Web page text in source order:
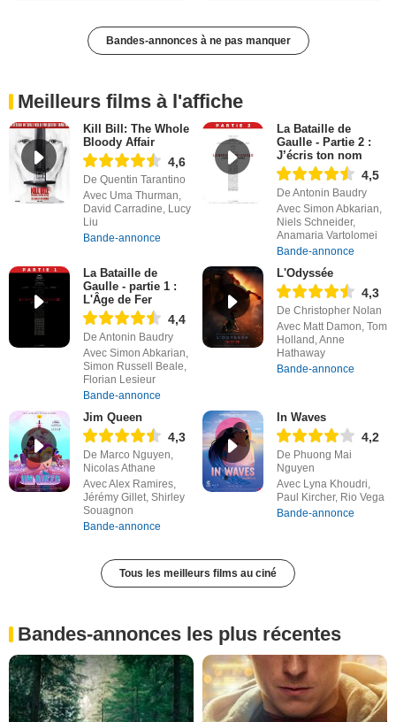
Bandes-annonces à ne pas manquer
Meilleurs films à l'affiche
Kill Bill: The Whole
Bloody Affair
4,6
De Quentin Tarantino
Avec Uma Thurman,
David Carradine, Lucy
Liu
Bande-annonce
La Bataille de
Gaulle - Partie 2 :
J’écris ton nom
4,5
De Antonin Baudry
Avec Simon Abkarian,
Niels Schneider,
Anamaria Vartolomei
Bande-annonce
La Bataille de
Gaulle - partie 1 :
L'Âge de Fer
4,4
De Antonin Baudry
Avec Simon Abkarian,
Simon Russell Beale,
Florian Lesieur
Bande-annonce
L'Odyssée
4,3
De Christopher Nolan
Avec Matt Damon, Tom
Holland, Anne
Hathaway
Bande-annonce
Jim Queen
4,3
De Marco Nguyen,
Nicolas Athane
Avec Alex Ramires,
Jérémy Gillet, Shirley
Souagnon
Bande-annonce
In Waves
4,2
De Phuong Mai
Nguyen
Avec Lyna Khoudri,
Paul Kircher, Rio Vega
Bande-annonce
Tous les meilleurs films au ciné
Bandes-annonces les plus récentes